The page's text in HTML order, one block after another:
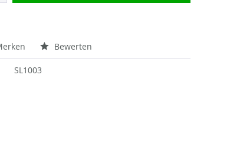
Bewerten
SL1003